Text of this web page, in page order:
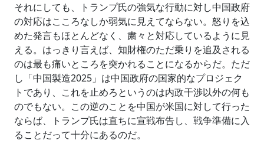
それにしても、トランプ氏の強気な行動に対し中国政府
の対応はこころなしか弱気に見えてならない。怒りを込
めた発言もほとんどなく、粛々と対応しているように見
える。はっきり言えば、知財権のただ乗りを追及される
のは最も痛いところを突かれることになるからだ。ただ
し「中国製造2025」は中国政府の国家的なプロジェク
トであり、これを止めろというのは内政干渉以外の何も
のでもない。この逆のことを中国が米国に対して行った
ならば、トランプ氏は直ちに宣戦布告し、戦争準備に入
ることだって十分にあるのだ。